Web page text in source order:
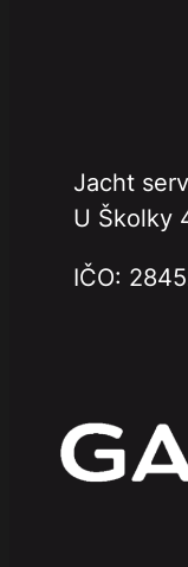
Jacht
U Školky
IČO: